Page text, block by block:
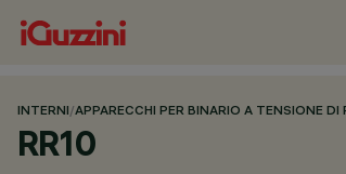
INTERNI/APPARECCHI PER BINARIO A TENSIONE DI
RR10